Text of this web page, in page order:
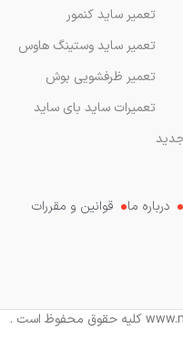
تعمیر ساید کنمور
تعمیر ساید وستینگ هاوس
تعمیر ظرفشویی بوش
تعمیرات ساید بای ساید
درباره ما قوانین و مقررات
طراحی شده با مهرین دیزاین www.mehrin.com کلیه حقوق محفوظ است .